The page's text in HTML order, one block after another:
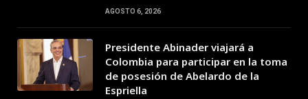
AGOSTO 6, 2026
Presidente Abinader viajará a
Colombia para participar en la toma
de posesión de Abelardo de la
Espriella